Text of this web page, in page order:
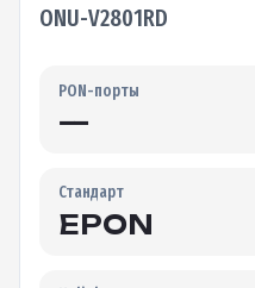
ONU-V2801RD
PON-порты
—
Стандарт
EPON